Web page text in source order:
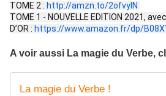
TOME 2 : http://amzn.to/2ofvylN
TOME 1 - NOUVELLE EDITION 2021, avec
D’OR : https://www.amazon.fr/dp/
A voir aussi La magie du Verbe,
La magie du Verbe !